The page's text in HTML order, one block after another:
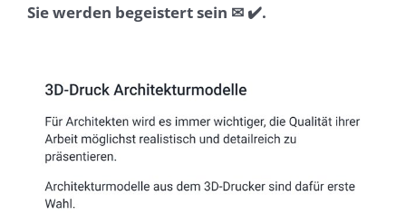
Sie werden begeistert sein ✉ ✔️.